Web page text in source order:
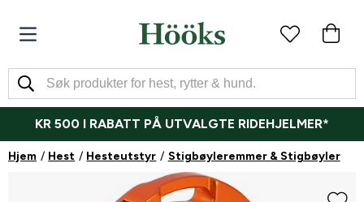
KR 500 I RABATT PÅ UTVALGTE RIDEHJELMER*
Hjem Hest Hesteutstyr Stigbøyleremmer & Stigbøyler